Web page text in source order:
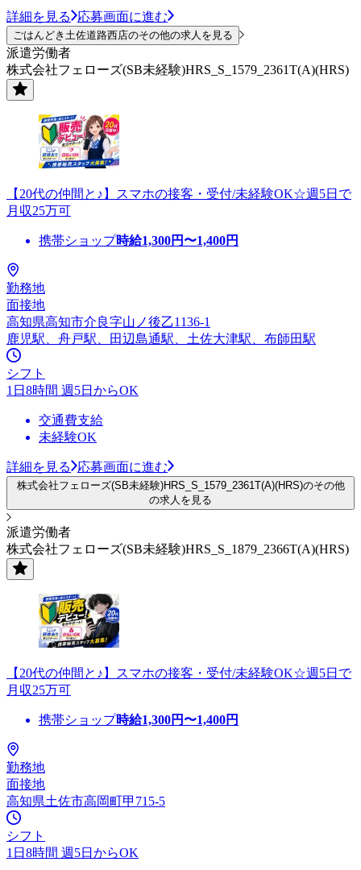
詳細を見る 応募画面に進む
ごはんどき土佐道路西店のその他の求人を見る
派遣労働者
株式会社フェローズ(SB未経験)HRS_S_1579_2361T(A)(HRS)
【20代の仲間と♪】スマホの接客・受付/未経験OK☆週5日で
月収25万可
携帯ショップ時給1,300円〜1,400円
勤務地
面接地
高知県高知市介良字山ノ後乙1136-1
鹿児駅、舟戸駅、田辺島通駅、土佐大津駅、布師田駅
シフト
1日8時間 週5日からOK
交通費支給
未経験OK
詳細を見る 応募画面に進む
株式会社フェローズ(SB未経験)HRS_S_1579_2361T(A)(HRS)のその他
の求人を見る
派遣労働者
株式会社フェローズ(SB未経験)HRS_S_1879_2366T(A)(HRS)
【20代の仲間と♪】スマホの接客・受付/未経験OK☆週5日で
月収25万可
携帯ショップ時給1,300円〜1,400円
勤務地
面接地
高知県土佐市高岡町甲715-5
シフト
1日8時間 週5日からOK